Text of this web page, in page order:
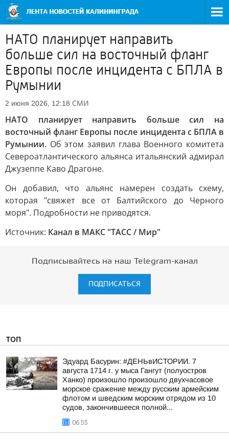
НАТО планирует направить
больше сил на восточный фланг
Европы после инцидента с БПЛА в
Румынии
2 июня 2026, 12:18 СМИ
НАТО планирует направить больше сил на
восточный фланг Европы после инцидента с БПЛА в
Румынии. Об этом заявил глава Военного комитета
Североатлантического альянса итальянский адмирал
Джузеппе Каво Драгоне.
Он добавил, что альянс намерен создать схему,
которая "свяжет все от Балтийского до Черного
моря". Подробности не приводятся.
Источник: Канал в МАКС "ТАСС / Мир"
Подписывайтесь на наш Telegram-канал
ПОДПИСАТЬСЯ
ТОП
Эдуард Басурин: #ДЕНЬвИСТОРИИ. 7
августа 1714 г. у мыса Гангут (полуостров
Ханко) произошло произошло двухчасовое
морское сражение между русским армейским
флотом и шведским морским отрядом из 10
судов, закончившееся полной...
06:55